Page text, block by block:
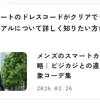
トのドレスコードがクリア
ルについて詳しく知りたい方
メンズのスマート
略｜ビジカジとの
象コーデ集
2026.02.26